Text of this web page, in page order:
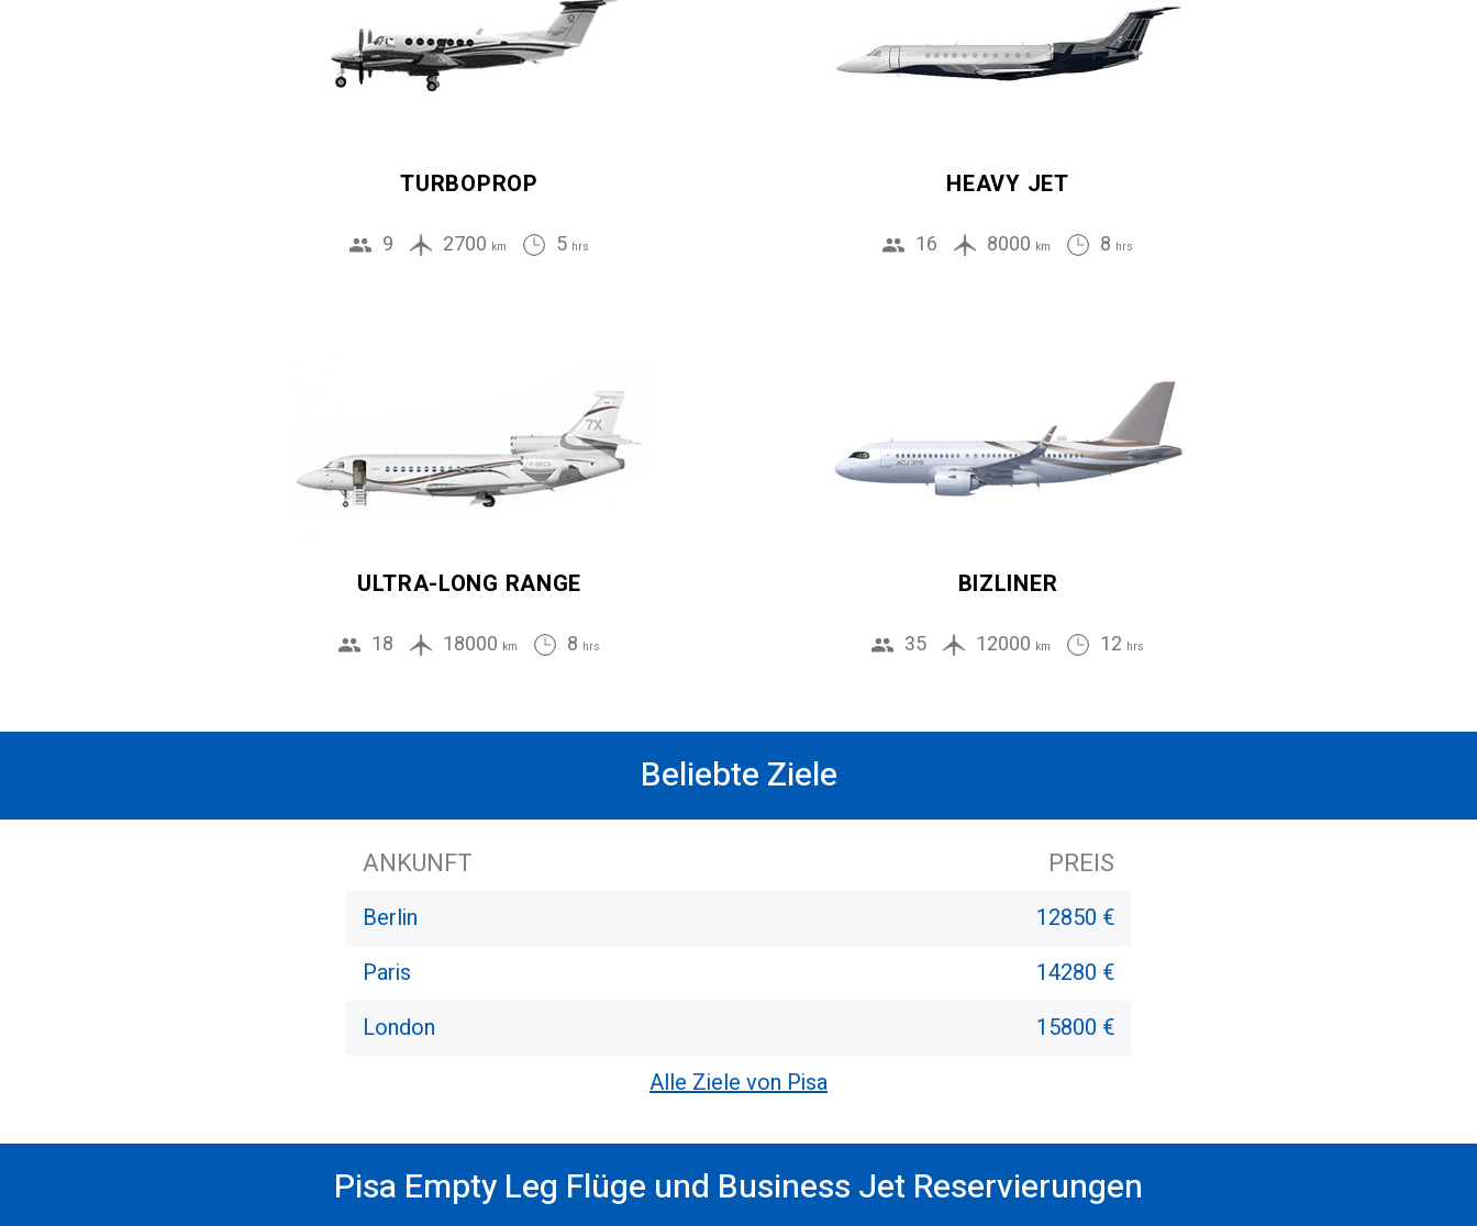
TURBOPROP
9 2700 km 5 hrs
HEAVY JET
16 8000 km 8 hrs
ULTRA-LONG RANGE
18 18000 km 8 hrs
BIZLINER
35 12000 km 12 hrs
Beliebte Ziele
ANKUNFT PREIS
Berlin
12850 €
Paris
14280 €
London
15800 €
Alle Ziele von Pisa
Pisa Empty Leg Flüge und Business Jet Reservierungen